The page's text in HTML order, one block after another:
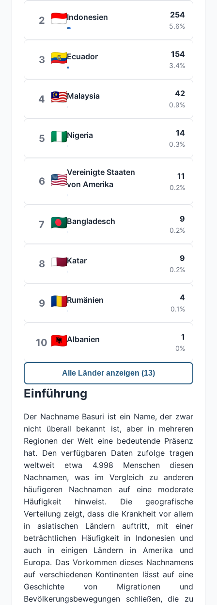
2 Indonesien 254
5.6%
3 Ecuador 154
3.4%
4 Malaysia 42
0.9%
5 Nigeria 14
0.3%
6
Vereinigte Staaten
von Amerika
11
0.2%
7 Bangladesch 9
0.2%
8 Katar 9
0.2%
9 Rumänien 4
0.1%
10 Albanien 1
0%
Alle Länder anzeigen (13)
Einführung
Der Nachname Basuri ist ein Name, der zwar
nicht überall bekannt ist, aber in mehreren
Regionen der Welt eine bedeutende Präsenz
hat. Den verfügbaren Daten zufolge tragen
weltweit etwa 4.998 Menschen diesen
Nachnamen, was im Vergleich zu anderen
häufigeren Nachnamen auf eine moderate
Häufigkeit hinweist. Die geografische
Verteilung zeigt, dass die Krankheit vor allem
in asiatischen Ländern auftritt, mit einer
beträchtlichen Häufigkeit in Indonesien und
auch in einigen Ländern in Amerika und
Europa. Das Vorkommen dieses Nachnamens
auf verschiedenen Kontinenten lässt auf eine
Geschichte von Migrationen und
Bevölkerungsbewegungen schließen, die zu